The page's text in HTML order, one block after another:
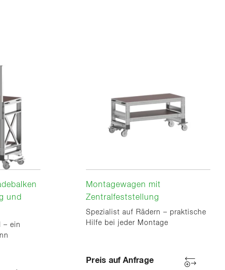
und
– ein
Montagewagen mit
Zentralfeststellung
Spezialist auf Rädern – praktische
Hilfe bei jeder Montage
Preis auf Anfrage